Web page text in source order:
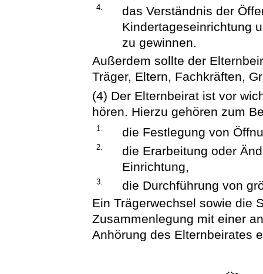
4.
das Verständnis der
Kindertageseinrichtung
zu gewinnen.
Außerdem sollte der
Träger, Eltern, Fachkräften,
(4) Der Elternbeirat ist vor
hören. Hierzu gehören zum
1. die Festlegung von
2.
die Erarbeitung oder
Einrichtung,
3.
die Durchführung von
Ein Trägerwechsel sowie die
Zusammenlegung mit einer
Anhörung des Elternbeirates